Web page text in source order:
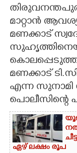
CARTOONS
LITERATURE
CONTACT US
മാറ്റാൻ
മണക്കാട്
സുഹൃത്തിനെയും
മണക്കാട്
എന്ന സുനാമി
പൊലീസിന്റെ
ഏഴ് ലക്ഷം രൂപ